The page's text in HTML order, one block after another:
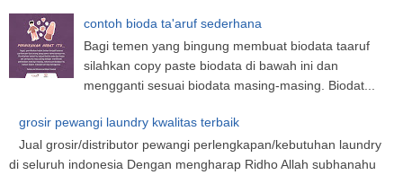
contoh bioda ta'aruf sederhana
Bagi temen yang bingung membuat biodata taaruf
silahkan copy paste biodata di bawah ini dan
mengganti sesuai biodata masing-masing. Biodat...
grosir pewangi laundry kwalitas terbaik
Jual grosir/distributor pewangi perlengkapan/kebutuhan laundry
di seluruh indonesia Dengan mengharap Ridho Allah subhanahu